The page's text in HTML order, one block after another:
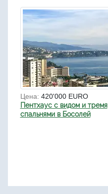
Цена: 420'000 EURO
Пентхаус с видом и тремя
спальнями в Босолей